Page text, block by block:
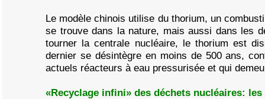
Le modèle chinois utilise du thorium, un
se trouve dans la nature, mais aussi dans les
tourner la centrale nucléaire, le thorium est
dernier se désintègre en moins de 500 ans,
actuels réacteurs à eau pressurisée et qui
«Recyclage infini» des déchets nucléaires: